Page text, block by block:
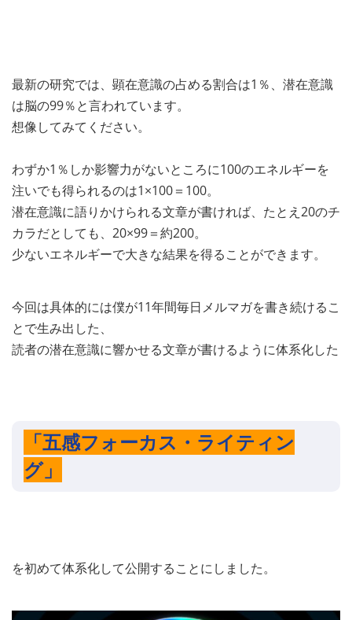
最新の研究では、顕在意識の占める割合は1％、潜在意識
は脳の99％と言われています。
想像してみてください。
わずか1％しか影響力がないところに100のエネルギーを
注いでも得られるのは1×100＝100。
潜在意識に語りかけられる文章が書ければ、たとえ20のチ
カラだとしても、20×99＝約200。
少ないエネルギーで大きな結果を得ることができます。
今回は具体的には僕が11年間毎日メルマガを書き続けるこ
とで生み出した、
読者の潜在意識に響かせる文章が書けるように体系化した
「五感フォーカス・ライティン
グ」
を初めて体系化して公開することにしました。